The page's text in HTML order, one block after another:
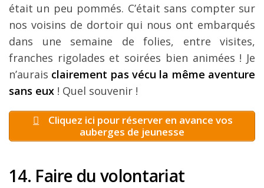
était un peu pommés. C’était sans compter sur
nos voisins de dortoir qui nous ont embarqués
dans une semaine de folies, entre visites,
franches rigolades et soirées bien animées ! Je
n’aurais clairement pas vécu la même aventure
sans eux ! Quel souvenir !
Cliquez ici pour réserver en avance vos
auberges de jeunesse
14. Faire du volontariat